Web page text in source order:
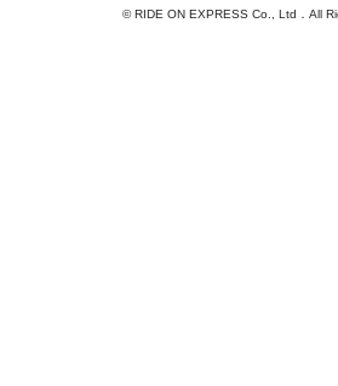
© RIDE ON EXPRESS Co., Ltd．All